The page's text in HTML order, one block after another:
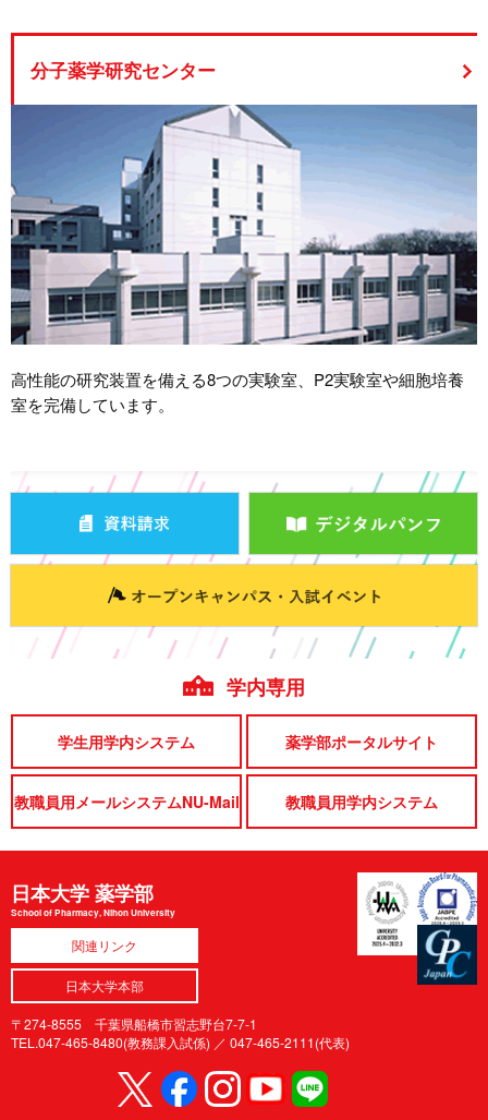
分子薬学研究センター
高性能の研究装置を備える8つの実験室、P2実験室や細胞培養
室を完備しています。
学内専用
学生用学内システム 薬学部ポータルサイト
教職員用メールシステムNU-Mail 教職員用学内システム
日本大学 薬学部
School of Pharmacy, Nihon University
関連リンク
日本大学本部
〒274-8555 千葉県船橋市習志野台7-7-1
TEL.047-465-8480(教務課入試係) ／ 047-465-2111(代表)